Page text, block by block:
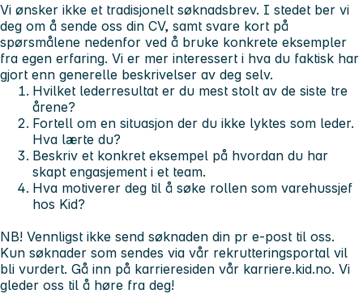
Vi ønsker ikke et tradisjonelt søknadsbrev. I stedet ber vi
deg om å sende oss din CV, samt svare kort på
spørsmålene nedenfor ved å bruke konkrete eksempler
fra egen erfaring. Vi er mer interessert i hva du faktisk har
gjort enn generelle beskrivelser av deg selv.
Hvilket lederresultat er du mest stolt av de siste tre
årene?
Fortell om en situasjon der du ikke lyktes som leder.
Hva lærte du?
Beskriv et konkret eksempel på hvordan du har
skapt engasjement i et team.
Hva motiverer deg til å søke rollen som varehussjef
hos Kid?
NB! Vennligst ikke send søknaden din pr e-post til oss.
Kun søknader som sendes via vår rekrutteringsportal vil
bli vurdert. Gå inn på karrieresiden vår karriere.kid.no. Vi
gleder oss til å høre fra deg!